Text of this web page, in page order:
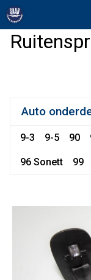
Auto
9-3 9-5 90
96 Sonett 99